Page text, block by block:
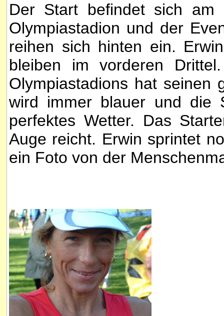
Der Start befindet sich am
Olympiastadion und der
reihen sich hinten ein.
bleiben im vorderen
Olympiastadions hat seinen
wird immer blauer und die
perfektes Wetter. Das
Auge reicht. Erwin sprintet
ein Foto von der